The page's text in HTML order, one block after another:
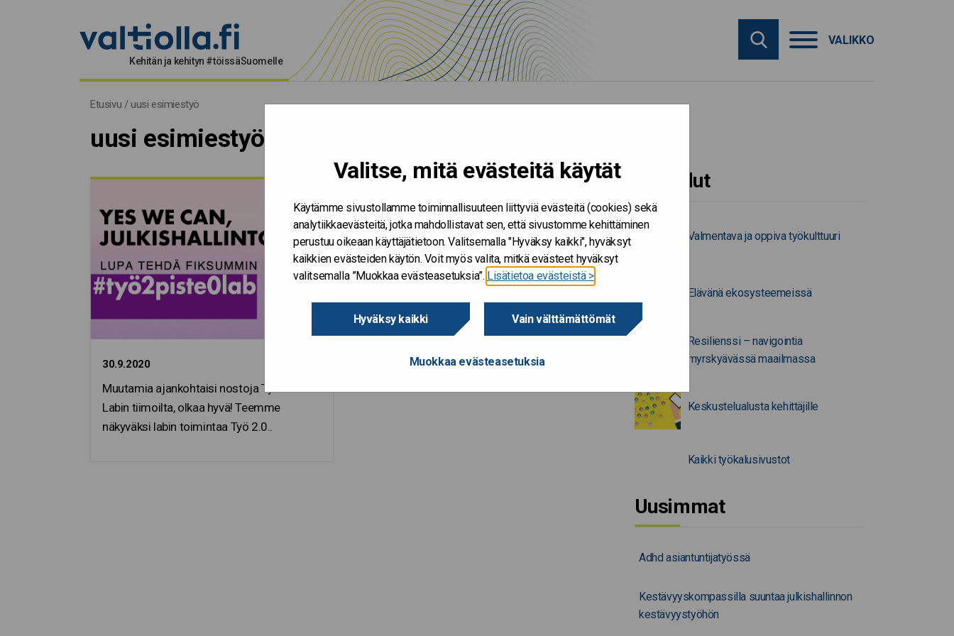
Valitse, mitä evästeitä käytät
Käytämme sivustollamme toiminnallisuuteen liittyviä evästeitä (cookies) sekä
analytiikkaevästeitä, jotka mahdollistavat sen, että sivustomme kehittäminen
perustuu oikeaan käyttäjätietoon. Valitsemalla "Hyväksy kaikki", hyväksyt
kaikkien evästeiden käytön. Voit myös valita, mitkä evästeet hyväksyt
valitsemalla ”Muokkaa evästeasetuksia”. Lisätietoa evästeistä >
Hyväksy kaikki Vain välttämättömät
Muokkaa evästeasetuksia
Kehitän ja kehityn #töissäSuomelle
VALIKKO
uusi esimiestyö
Etusivu / uusi esimiestyö
uusi esimiestyö
30.9.2020
Muutamia ajankohtaisi nostoja Työ 2.0
Labin tiimoilta, olkaa hyvä! Teemme
näkyväksi labin toimintaa Työ 2.0..
Työkalut
Valmentava ja oppiva työkulttuuri
Elävänä ekosysteemeissä
Resilienssi – navigointia
myrskyävässä maailmassa
Keskustelualusta kehittäjille
Kaikki työkalusivustot
Uusimmat
Adhd asiantuntijatyössä
Kestävyyskompassilla suuntaa julkishallinnon
kestävyystyöhön